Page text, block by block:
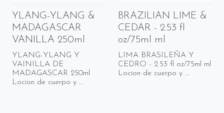
YLANG-YLANG &
MADAGASCAR
VANILLA 250ml
YLANG-YLANG Y
VAINILLA DE
MADAGASCAR 250ml
Locion de cuerpo y ...
BRAZILIAN LIME &
CEDAR - 2.53 fl
oz/75ml ml
LIMA BRASILEÑA Y
CEDRO - 2.53 fl oz/75ml ml
Locion de cuerpo y ...